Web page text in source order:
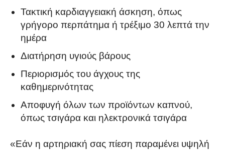
Τακτική καρδιαγγειακή άσκηση, όπως
γρήγορο περπάτημα ή τρέξιμο 30 λεπτά την
ημέρα
Διατήρηση υγιούς βάρους
Περιορισμός του άγχους της
καθημερινότητας
Αποφυγή όλων των προϊόντων καπνού,
όπως τσιγάρα και ηλεκτρονικά τσιγάρα
«Εάν η αρτηριακή σας πίεση παραμένει υψηλή